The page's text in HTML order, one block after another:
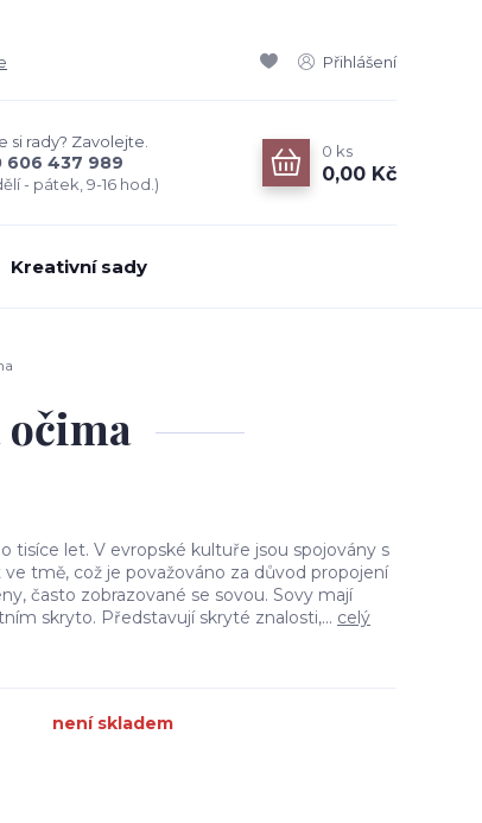
Přihlášení
si rady? Zavolejte.
606 437 989
- pátek, 9-16 hod.)
0 ks
0,00 Kč
Kreativní sady
očima
tisíce let. V evropské kultuře jsou spojovány s
tmě, což je považováno za důvod propojení
často zobrazované se sovou. Sovy mají
skryto. Představují skryté znalosti,... celý
není skladem